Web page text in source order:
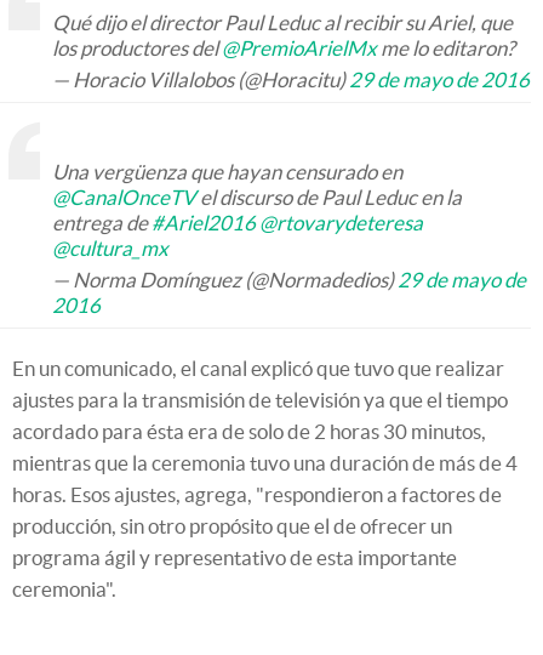
Qué dijo el director Paul Leduc al recibir su Ariel, que
los productores del@PremioArielMxme lo editaron?
— Horacio Villalobos (@Horacitu)29 de mayo de 2016
Una vergüenza que hayan censurado en
@CanalOnceTVel discurso de Paul Leduc en la
entrega de#Ariel2016 @rtovarydeteresa
@cultura_mx
— Norma Domínguez (@Normadedios)29 de mayo de
2016
En un comunicado, el canal explicó que tuvo que realizar
ajustes para la transmisión de televisión ya que el tiempo
acordado para ésta era de solo de 2 horas 30 minutos,
mientras que la ceremonia tuvo una duración de más de 4
horas. Esos ajustes, agrega, "respondieron a factores de
producción, sin otro propósito que el de ofrecer un
programa ágil y representativo de esta importante
ceremonia".